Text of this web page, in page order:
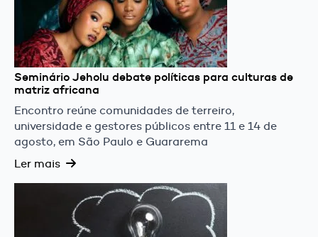
Seminário Jeholu debate políticas para culturas de
matriz africana
Encontro reúne comunidades de terreiro,
universidade e gestores públicos entre 11 e 14 de
agosto, em São Paulo e Guararema
Ler mais